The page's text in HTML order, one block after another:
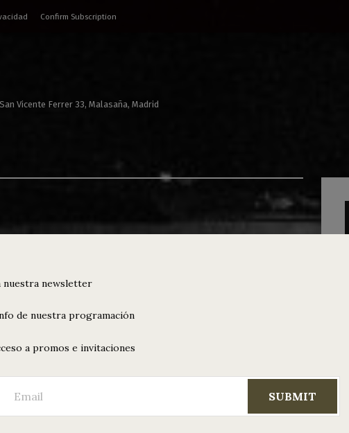
Confirm Subscription
Vicente Ferrer 33, Malasaña, Madrid
nuestra newsletter
de nuestra programación
a promos e invitaciones
SUBMIT